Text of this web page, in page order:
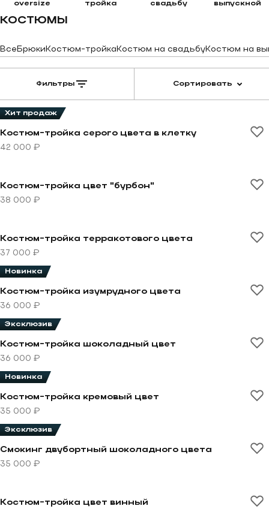
oversize
тройка
свадьбу
выпускной
КОСТЮМЫ
ВсеБрюкиКостюм-тройкаКостюм на свадьбуКостюм на
Фильтры Сортировать
Перейти к товару Костюм-тройка серого цвета в
Хит продаж
Костюм-тройка серого цвета в клетку
42 000 ₽
Костюм-тройка цвет "бурбон"
38 000 ₽
Перейти к товару Костюм-тройка терракотового
Костюм-тройка терракотового цвета
37 000 ₽
Перейти к товару Костюм-тройка изумрудного цвета
Новинка
Костюм-тройка изумрудного цвета
36 000 ₽
Перейти к товару Костюм-тройка шоколадный цвет
Эксклюзив
Костюм-тройка шоколадный цвет
36 000 ₽
Новинка
Костюм-тройка кремовый цвет
35 000 ₽
Перейти к товару Смокинг двубортный шоколадного
Эксклюзив
Смокинг двубортный шоколадного цвета
35 000 ₽
Костюм-тройка цвет винный